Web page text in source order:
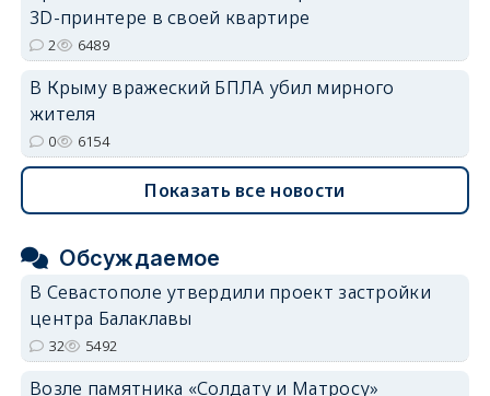
3D-принтере в своей квартире
2 6489
В Крыму вражеский БПЛА убил мирного
жителя
0 6154
Показать все новости
Обсуждаемое
В Севастополе утвердили проект застройки
центра Балаклавы
32 5492
Возле памятника «Солдату и Матросу»